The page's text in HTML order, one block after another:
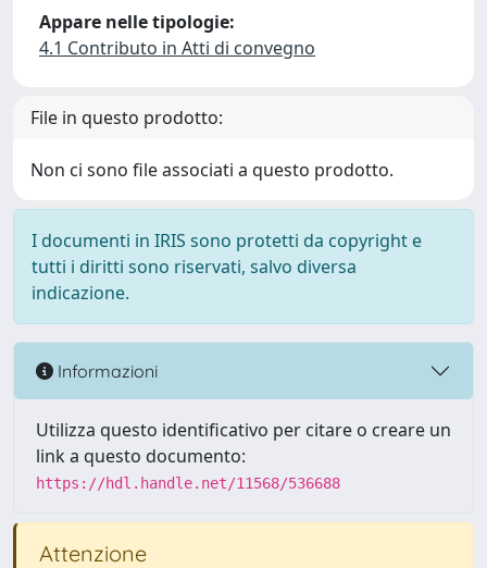
Appare nelle tipologie:
4.1 Contributo in Atti di convegno
File in questo prodotto:
Non ci sono file associati a questo prodotto.
I documenti in IRIS sono protetti da copyright e
tutti i diritti sono riservati, salvo diversa
indicazione.
Informazioni
Utilizza questo identificativo per citare o creare un
link a questo documento:
https://hdl.handle.net/11568/536688
Attenzione